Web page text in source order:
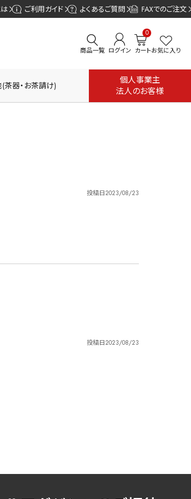
ご利用ガイド よくあるご質問 FAXでのご注文
商品一覧 ログイン カート
0
お気に入り
茶器・お茶請け)
個人事業主
法人のお客様
投稿日2023/08/23
投稿日2023/08/23